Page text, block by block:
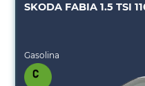
SKODA FABIA 1.5 TSI
Gasolina